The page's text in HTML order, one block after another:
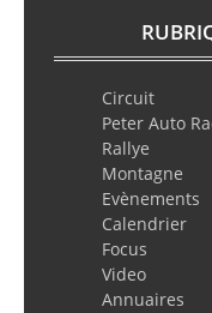
Circuit
Peter Auto
Rallye
Montagne
Evènements
Calendrier
Focus
Video
Annuaires